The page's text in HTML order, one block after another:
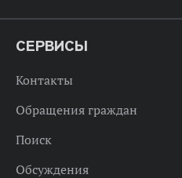
СЕРВИСЫ
Контакты
Обращения граждан
Поиск
Обсуждения